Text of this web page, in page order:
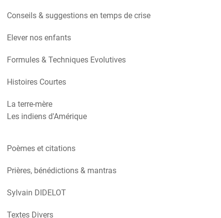
Conseils & suggestions en temps de crise
Elever nos enfants
Formules & Techniques Evolutives
Histoires Courtes
La terre-mère
Les indiens d'Amérique
Poèmes et citations
Prières, bénédictions & mantras
Sylvain DIDELOT
Textes Divers